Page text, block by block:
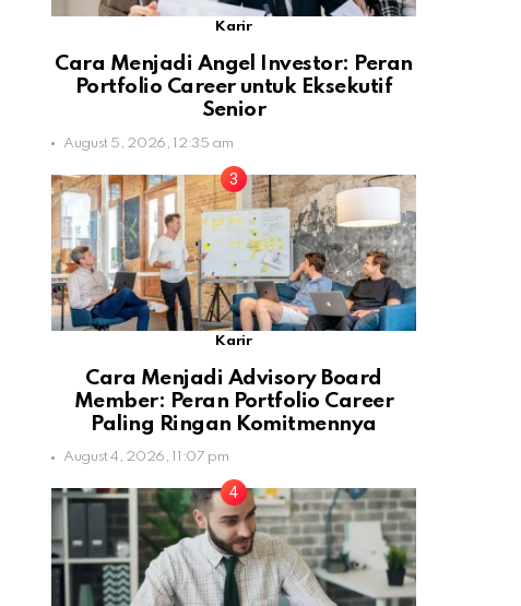
Karir
Cara Menjadi Angel Investor: Peran
Portfolio Career untuk Eksekutif
Senior
August 5, 2026, 12:35 am
Karir
Cara Menjadi Advisory Board
Member: Peran Portfolio Career
Paling Ringan Komitmennya
August 4, 2026, 11:07 pm